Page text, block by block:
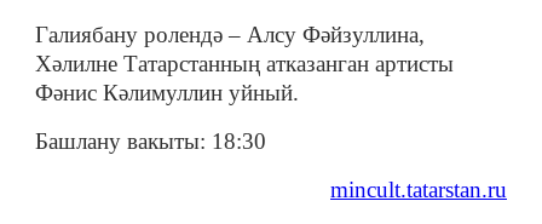
Галиябану ролендә – Алсу Фәйзуллина,
Хәлилне Татарстанның атказанган артисты
Фәнис Кәлимуллин уйный.
Башлану вакыты: 18:30
mincult.tatarstan.ru